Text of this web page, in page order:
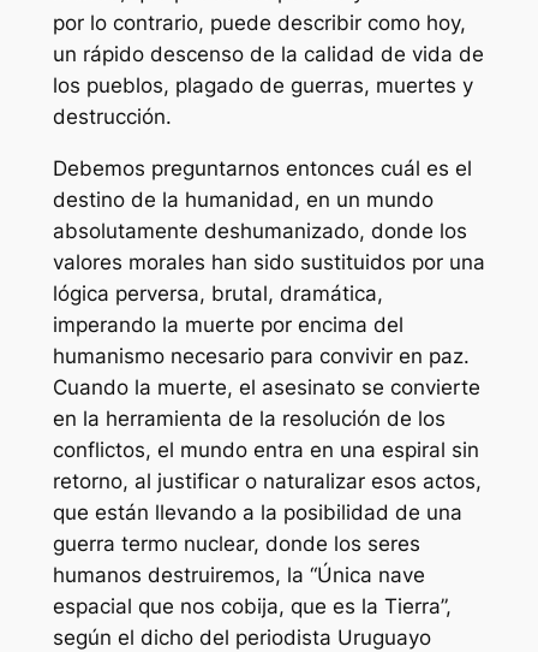
por lo contrario, puede describir como hoy,
un rápido descenso de la calidad de vida de
los pueblos, plagado de guerras, muertes y
destrucción.
Debemos preguntarnos entonces cuál es el
destino de la humanidad, en un mundo
absolutamente deshumanizado, donde los
valores morales han sido sustituidos por una
lógica perversa, brutal, dramática,
imperando la muerte por encima del
humanismo necesario para convivir en paz.
Cuando la muerte, el asesinato se convierte
en la herramienta de la resolución de los
conflictos, el mundo entra en una espiral sin
retorno, al justificar o naturalizar esos actos,
que están llevando a la posibilidad de una
guerra termo nuclear, donde los seres
humanos destruiremos, la “Única nave
espacial que nos cobija, que es la Tierra”,
según el dicho del periodista Uruguayo